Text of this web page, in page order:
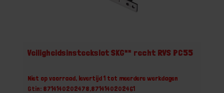
Veiligheidsinsteekslot SKG** recht RVS PC55
Niet op voorraad, levertijd 1 tot meerdere werkdagen
Gtin: 8714140202478,8714140202461